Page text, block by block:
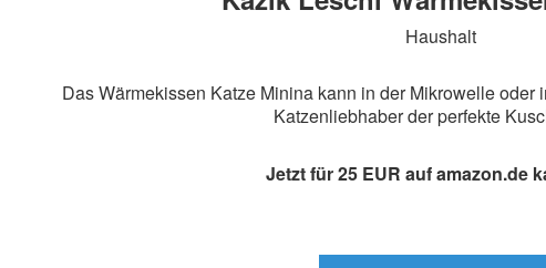
Haushalt
Das Wärmekissen Katze Minina kann in der Mikrowelle oder
Katzenliebhaber der perfekte
Jetzt für25 EUR auf amazon.de